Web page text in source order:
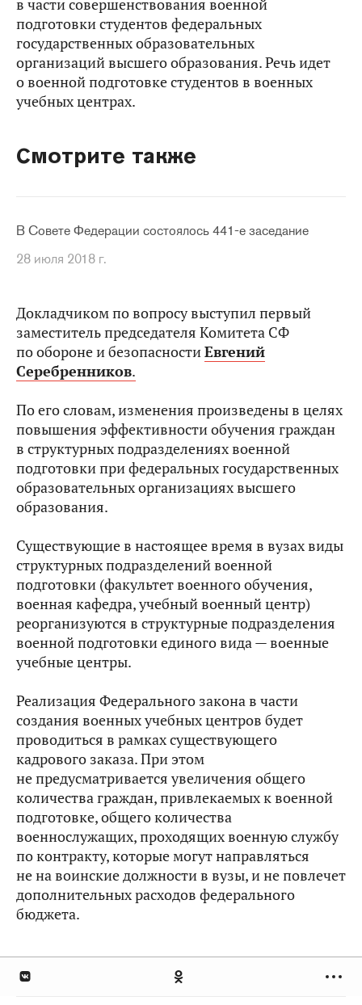
в части совершенствования военной
подготовки студентов федеральных
государственных образовательных
организаций высшего образования. Речь идет
о военной подготовке студентов в военных
учебных центрах.
Смотрите также
В Совете Федерации состоялось 441-е заседание
28 июля 2018 г.
Докладчиком по вопросу выступил первый
заместитель председателя Комитета СФ
по обороне и безопасностиЕвгений
Серебренников.
По его словам, изменения произведены в целях
повышения эффективности обучения граждан
в структурных подразделениях военной
подготовки при федеральных государственных
образовательных организациях высшего
образования.
Существующие в настоящее время в вузах виды
структурных подразделений военной
подготовки (факультет военного обучения,
военная кафедра, учебный военный центр)
реорганизуются в структурные подразделения
военной подготовки единого вида — военные
учебные центры.
Реализация Федерального закона в части
создания военных учебных центров будет
проводиться в рамках существующего
кадрового заказа. При этом
не предусматривается увеличения общего
количества граждан, привлекаемых к военной
подготовке, общего количества
военнослужащих, проходящих военную службу
по контракту, которые могут направляться
не на воинские должности в вузы, и не повлечет
дополнительных расходов федерального
бюджета.